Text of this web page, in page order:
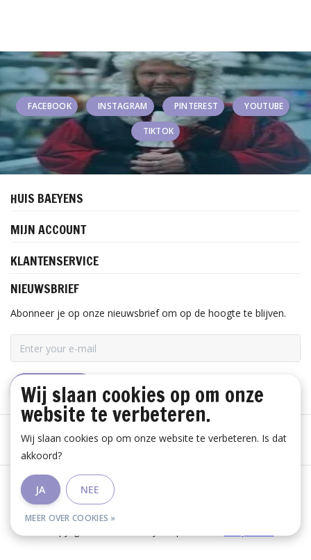
FACEBOOK INSTAGRAM PINTEREST YOUTUBE
TIKTOK
HUIS BAEYENS
MIJN ACCOUNT
KLANTENSERVICE
NIEUWSBRIEF
Abonneer je op onze nieuwsbrief om op de hoogte te blijven.
ABONNEER
Algemene voorwaarden
Wij slaan cookies op om onze
website te verbeteren.
Wij slaan cookies op om onze website te verbeteren. Is dat
akkoord?
JA NEE
MEER OVER COOKIES »